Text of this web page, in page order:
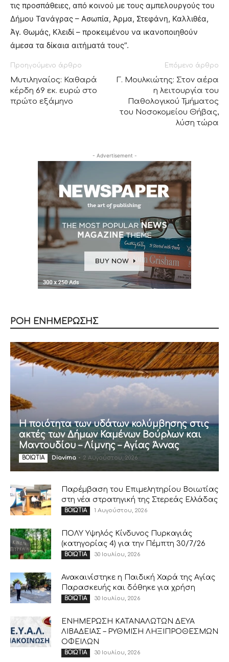
τις προσπάθειες, από κοινού με τους αμπελουργούς του
Δήμου Τανάγρας – Ασωπία, Άρμα, Στεφάνη, Καλλιθέα,
Άγ. Θωμάς, Κλειδί – προκειμένου να ικανοποιηθούν
άμεσα τα δίκαια αιτήματά τους”.
Προηγούμενο άρθρο
Μυτιληναίος: Καθαρά
κέρδη 69 εκ. ευρώ στο
πρώτο εξάμηνο
Επόμενο άρθρο
Γ. Μουλκιώτης: Στον αέρα
η λειτουργία του
Παθολογικού Τμήματος
του Νοσοκομείου Θήβας,
λύση τώρα
- Advertisement -
ΡΟΗ ΕΝΗΜΕΡΩΣΗΣ
Η ποιότητα των υδάτων κολύμβησης στις
ακτές των Δήμων Καμένων Βούρλων και
Μαντουδίου – Λίμνης – Αγίας Άννας
ΒΟΙΩΤΙΑ Diavima - 2 Αυγούστου, 2026
Παρέμβαση του Επιμελητηρίου Βοιωτίας
στη νέα στρατηγική της Στερεάς Ελλάδας
ΒΟΙΩΤΙΑ 1 Αυγούστου, 2026
ΠΟΛΥ Υψηλός Κίνδυνος Πυρκαγιάς
(κατηγορίας 4) για την Πέμπτη 30/7/26
ΒΟΙΩΤΙΑ 30 Ιουλίου, 2026
Ανακαινίστηκε η Παιδική Χαρά της Αγίας
Παρασκευής και δόθηκε για χρήση
ΒΟΙΩΤΙΑ 30 Ιουλίου, 2026
ΕΝΗΜΕΡΩΣΗ ΚΑΤΑΝΑΛΩΤΩΝ ΔΕΥΑ
ΛΙΒΑΔΕΙΑΣ – ΡΥΘΜΙΣΗ ΛΗΞΙΠΡΟΘΕΣΜΩΝ
ΟΦΕΙΛΩΝ
ΒΟΙΩΤΙΑ 30 Ιουλίου, 2026